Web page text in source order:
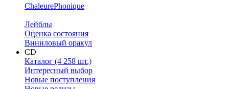
ChaleurePhonique
Лейблы
Оценка состояния
Виниловый оракул
CD
Каталог (4 258 шт.)
Интересный выбор
Новые поступления